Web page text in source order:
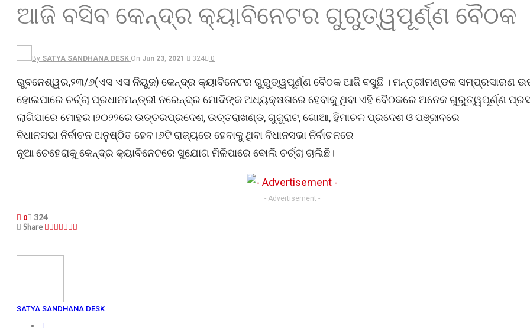
ଆଜି ବସିବ କେନ୍ଦ୍ର କ୍ୟାବିନେଟର ଗୁରୁତ୍ୱପୂର୍ଣ୍ଣ ବୈଠକ
By SATYA SANDHANA DESK On Jun 23, 2021 324 0
ଭୁବନେଶ୍ୱର,୨୩/୬(ଏସ ଏସ ନିୟୁଜ) କେନ୍ଦ୍ର କ୍ୟାବିନେଟର ଗୁରୁତ୍ୱପୂର୍ଣ୍ଣ ବୈଠକ ଆଜି ବସୁଛି । ମନ୍ତ୍ରୀମଣ୍ଡଳ ସମ୍ପ୍ରସାରଣ
ହୋଇପାରେ ଚର୍ଚ୍ଚା ପ୍ରଧାନମନ୍ତ୍ରୀ ନରେନ୍ଦ୍ର ମୋଦିଙ୍କ ଅଧ୍ୟକ୍ଷତାରେ ହେବାକୁ ଥିବା ଏହି ବୈଠକରେ ଅନେକ ଗୁରୁତ୍ୱପୂର୍ଣ୍ଣ
ଲାଗିପାରେ ମୋହର।୨୦୨୨ରେ ଉତ୍ତରପ୍ରଦେଶ, ଉତ୍ତରାଖଣ୍ଡ, ଗୁଜୁରାଟ, ଗୋଆ, ହିମାଚଳ ପ୍ରଦେଶ ଓ ପଞ୍ଜାବରେ
ବିଧାନସଭା ନିର୍ବାଚନ ଅନୁଷ୍ଠିତ ହେବ।୬ଟି ରାଜ୍ୟରେ ହେବାକୁ ଥିବା ବିଧାନସଭା ନିର୍ବାଚନରେ
ନୂଆ ଚେହେରାକୁ କେନ୍ଦ୍ର କ୍ୟାବିନେଟରେ ସୁଯୋଗ ମିଳିପାରେ ବୋଲି ଚର୍ଚ୍ଚା ଚାଲିଛି।
- Advertisement -
0
324
Share
SATYA SANDHANA DESK